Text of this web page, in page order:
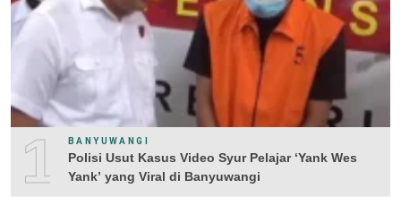
1 BANYUWANGI
Polisi Usut Kasus Video Syur Pelajar ‘Yank Wes
Yank’ yang Viral di Banyuwangi